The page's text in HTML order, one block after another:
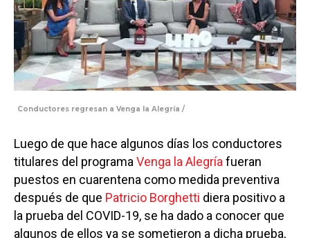
Conductores regresan a Venga la Alegría /
Luego de que hace algunos días los conductores
titulares del programa Venga la Alegría fueran
puestos en cuarentena como medida preventiva
después de que Patricio Borghetti diera positivo a
la prueba del COVID-19, se ha dado a conocer que
algunos de ellos ya se sometieron a dicha prueba,